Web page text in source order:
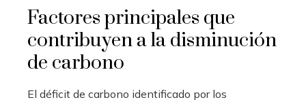
Factores principales que
contribuyen a la disminución
de carbono
El déficit de carbono identificado por los